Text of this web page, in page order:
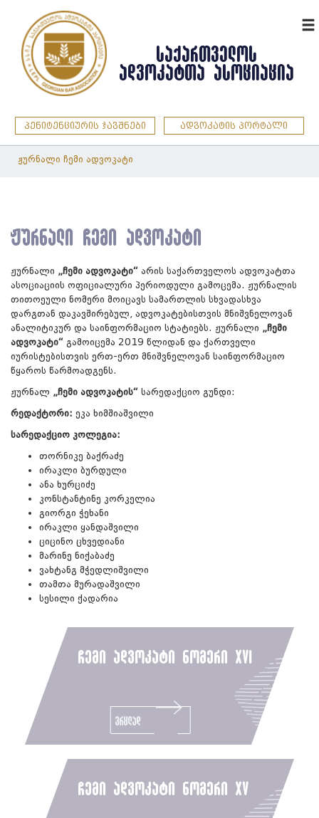
ᲡᲐᲥᲐᲠᲗᲕᲔᲚᲝᲡ
ᲐᲓᲕᲝᲙᲐᲢᲗᲐ ᲐᲡᲝᲪᲘᲐᲪᲘᲐ
პენიტენციურის ჯავშნები ადვოკატის პორტალი
ჟურნალი ჩემი ადვოკატი
ჟურნალი ჩემი ადვოკატი
ჟურნალი „ჩემი ადვოკატი“ არის საქართველოს ადვოკატთა
ასოციაციის ოფიციალური პერიოდული გამოცემა. ჟურნალის
თითოეული ნომერი მოიცავს სამართლის სხვადასხვა
დარგთან დაკავშირებულ, ადვოკატებისთვის მნიშვნელოვან
ანალიტიკურ და საინფორმაციო სტატიებს. ჟურნალი „ჩემი
ადვოკატი“ გამოიცემა 2019 წლიდან და ქართველი
იურისტებისთვის ერთ-ერთ მნიშვნელოვან საინფორმაციო
წყაროს წარმოადგენს.
ჟურნალ „ჩემი ადვოკატის“ სარედაქციო გუნდი:
რედაქტორი: ეკა ხიმშიაშვილი
სარედაქციო კოლეგია:
თორნიკე ბაქრაძე
ირაკლი ბურდული
ანა ხურციძე
კონსტანტინე კორკელია
გიორგი ჭეხანი
ირაკლი ყანდაშვილი
ციცინო ცხვედიანი
მარინე ნიქაბაძე
ვახტანგ მჭედლიშვილი
თამთა მურადაშვილი
სესილი ქადარია
ჩემი ადვოკატი ნომერი xvi
ვრცლად
ჩემი ადვოკატი ნომერი xv